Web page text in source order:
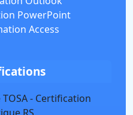
PowerPoint
Access